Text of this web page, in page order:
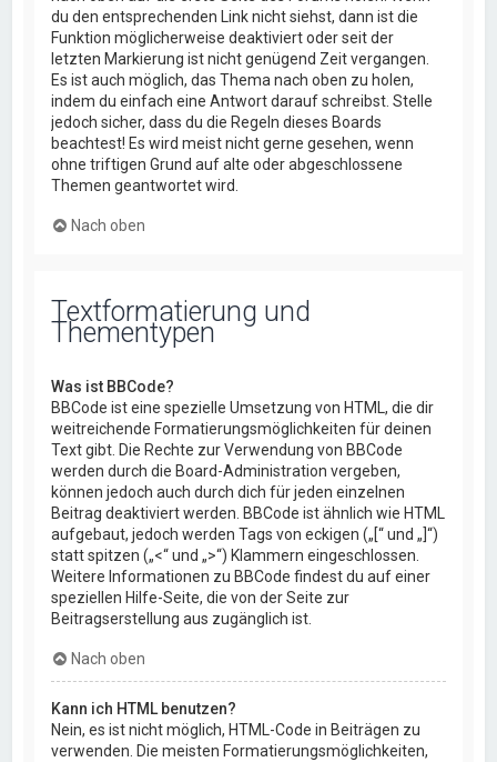
du den entsprechenden Link nicht siehst, dann ist die
Funktion möglicherweise deaktiviert oder seit der
letzten Markierung ist nicht genügend Zeit vergangen.
Es ist auch möglich, das Thema nach oben zu holen,
indem du einfach eine Antwort darauf schreibst. Stelle
jedoch sicher, dass du die Regeln dieses Boards
beachtest! Es wird meist nicht gerne gesehen, wenn
ohne triftigen Grund auf alte oder abgeschlossene
Themen geantwortet wird.
Nach oben
Textformatierung und
Thementypen
Was ist BBCode?
BBCode ist eine spezielle Umsetzung von HTML, die dir
weitreichende Formatierungsmöglichkeiten für deinen
Text gibt. Die Rechte zur Verwendung von BBCode
werden durch die Board-Administration vergeben,
können jedoch auch durch dich für jeden einzelnen
Beitrag deaktiviert werden. BBCode ist ähnlich wie HTML
aufgebaut, jedoch werden Tags von eckigen („[“ und „]“)
statt spitzen („<“ und „>“) Klammern eingeschlossen.
Weitere Informationen zu BBCode findest du auf einer
speziellen Hilfe-Seite, die von der Seite zur
Beitragserstellung aus zugänglich ist.
Nach oben
Kann ich HTML benutzen?
Nein, es ist nicht möglich, HTML-Code in Beiträgen zu
verwenden. Die meisten Formatierungsmöglichkeiten,